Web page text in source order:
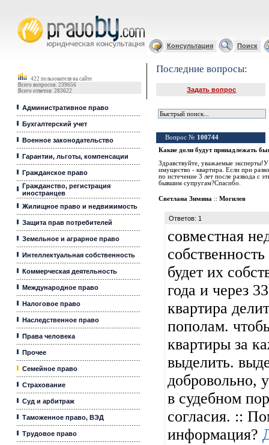
Консультация Поиск
422 пользователя на сайте
Всего вопросов: 239656
Всего ответов: 283622
Административное право
Бухгалтерский учет
Военное законодательство
Гарантии, льготы, компенсации
Гражданское право
Гражданство, регистрация
иностранцев
Жилищное право и недвижимость
Защита прав потребителей
Земельное и аграрное право
Интеллектуальная собственность
Коммерческая деятельность
Международное право
Налоговое право
Наследственное право
Права человека
Прочее
Семейное право
Страхование
Суд и арбитраж
Таможенное право, ВЭД
Трудовое право
Последние вопросы:
Задать вопрос
Вопрос № 100744
Какие доли будут принадлежать
Здравствуйте, уважаемые
имущество - квартира. Если при
по истечение 3 лет после развода с
бывшим супругам?Спасибо.
Светлана Зимина :: Могилев
Ответов: 1
совместная
будет их
года и через
квартира
пополам.
квартиры за
выделить.
добровольно,
в судебном
согласия. ::
информация?